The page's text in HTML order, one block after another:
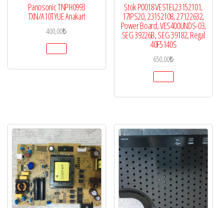
Panosonic TNPH0993
TXN/A10TYUE Anakart
400,00₺
Stok P0018 VESTEL23152101,
17IPS20, 23152108, 27122632,
Power Board, VES400UNDS-03,
SEG 39226B, SEG 39182, Regal
40F5140S
650,00₺